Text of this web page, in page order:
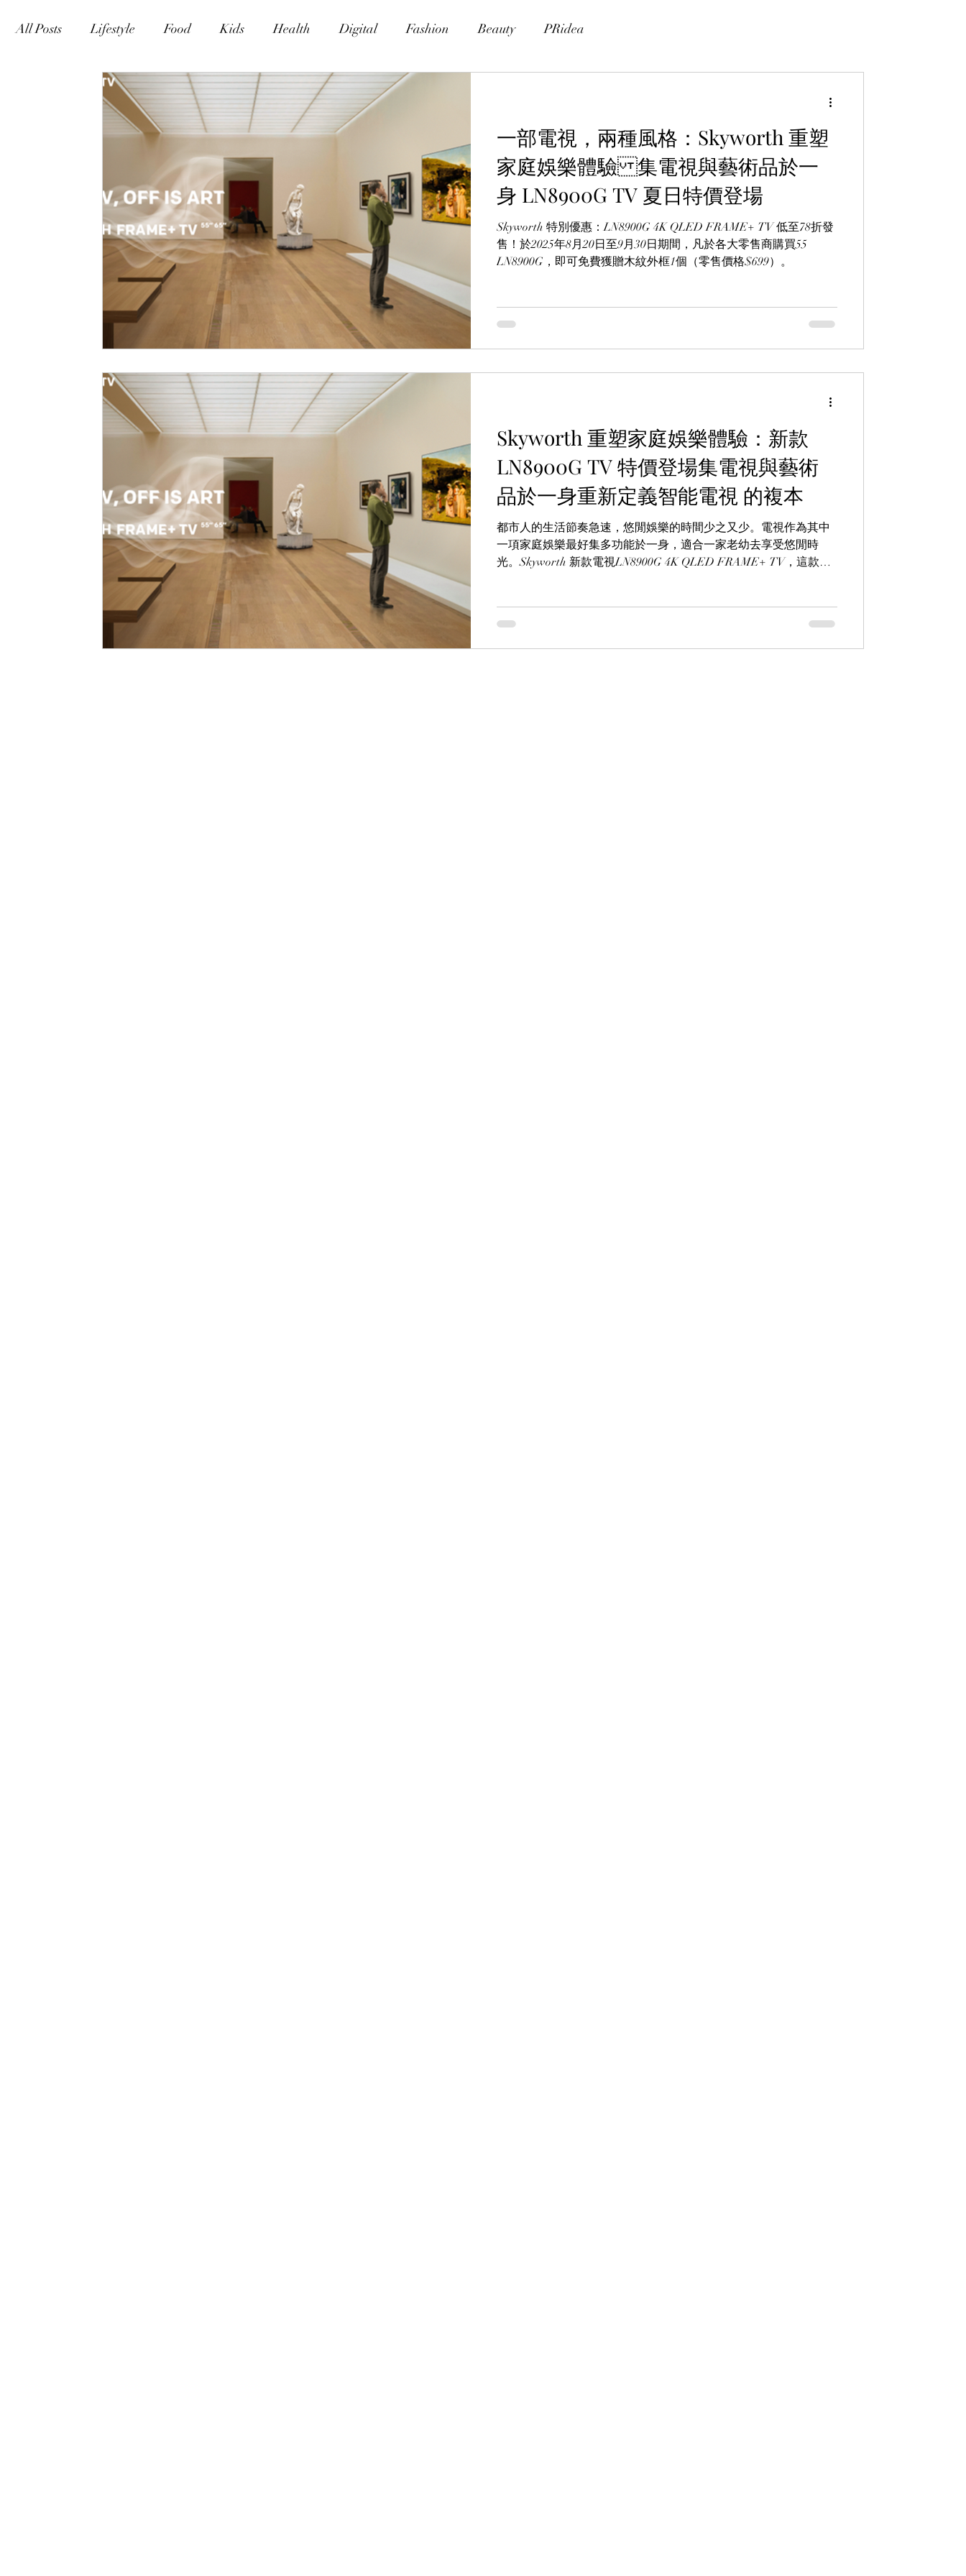
All Posts Lifestyle Food Kids Health Digital Fashion Beauty PRidea
一部電視，兩種風格：Skyworth 重塑
家庭娛樂體驗 集電視與藝術品於一
身 LN8900G TV 夏日特價登場
Skyworth 特別優惠：LN8900G 4K QLED FRAME+ TV 低至78折發
售！於2025年8月20日至9月30日期間，凡於各大零售商購買55
LN8900G，即可免費獲贈木紋外框1個（零售價格$699）。
Skyworth 重塑家庭娛樂體驗：新款
LN8900G TV 特價登場集電視與藝術
品於一身重新定義智能電視 的複本
都市人的生活節奏急速，悠閒娛樂的時間少之又少。電視作為其中
一項家庭娛樂最好集多功能於一身，適合一家老幼去享受悠閒時
光。Skyworth 新款電視LN8900G 4K QLED FRAME+ TV，這款電
FRAME+ TV 低至78折發售！